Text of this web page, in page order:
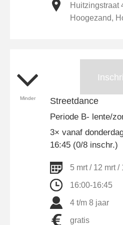
Huitzingstraat
Hoogezand,
Minder Streetdance
Periode B- lente/
3× vanaf
16:45 (0/8 inschr.)
5 mrt / 12 mrt /
16:00-16:45
4 t/m 8 jaar
gratis